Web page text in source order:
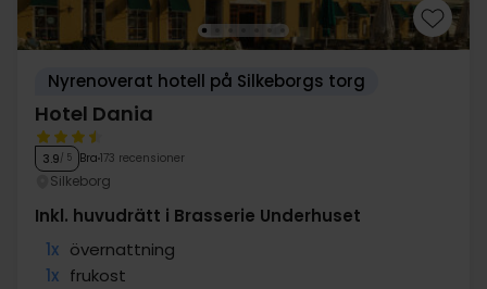
Nyrenoverat hotell på Silkeborgs torg
Hotel Dania
3.9/ 5 Bra 173 recensioner
Silkeborg
Inkl. huvudrätt i Brasserie Underhuset
1x övernattning
1x frukost